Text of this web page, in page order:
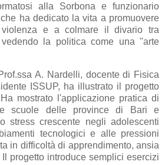
alla Sorbona e funzionario
ha dedicato la vita a promuovere
e a colmare il divario tra
la politica come una "arte
A. Nardelli, docente di Fisica
ISSUP, ha illustrato il progetto
mostrato l'applicazione pratica di
scuole delle province di Bari e
stress crescente negli adolescenti
tecnologici e alle pressioni
in difficoltà di apprendimento, ansia
progetto introduce semplici esercizi